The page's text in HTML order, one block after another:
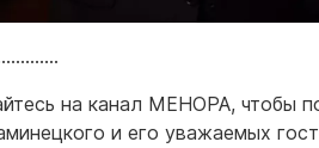
на канал МЕНОРА, чтобы
и его уважаемых